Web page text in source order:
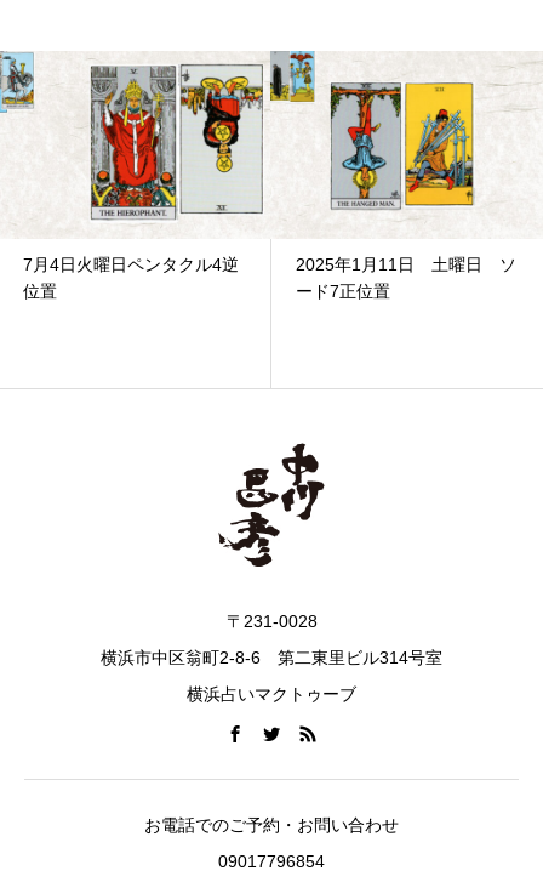
7月4日火曜日ペンタクル4逆
位置
2025年1月11日 土曜日 ソ
ード7正位置
〒231-0028
横浜市中区翁町2-8-6 第二東里ビル314号室
横浜占いマクトゥーブ
お電話でのご予約・お問い合わせ
09017796854